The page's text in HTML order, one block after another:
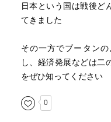
日本という国は戦後ど
てきました
その一方でブータン
し、経済発展などは二
をぜひ知ってください
0